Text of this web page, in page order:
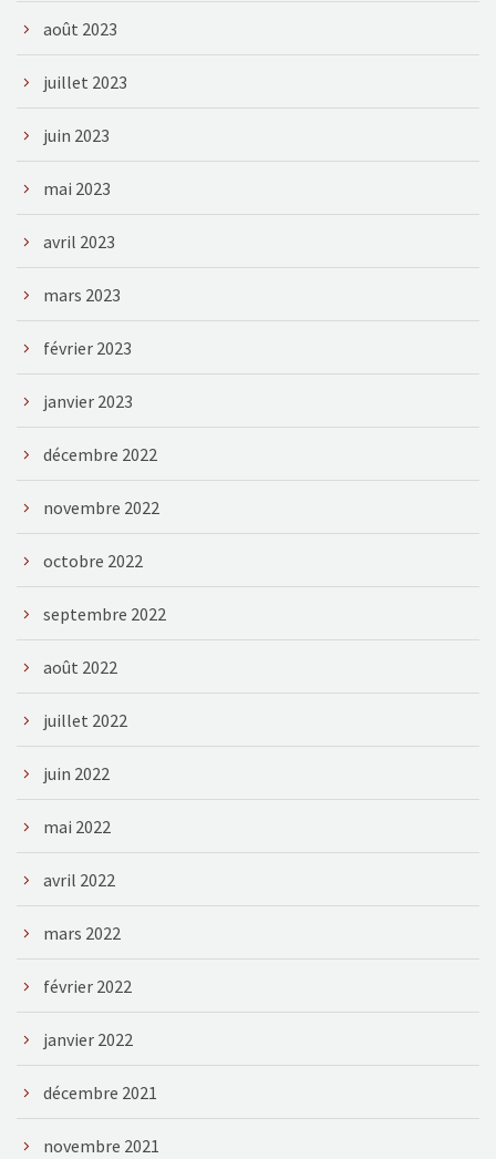
août 2023
juillet 2023
juin 2023
mai 2023
avril 2023
mars 2023
février 2023
janvier 2023
décembre 2022
novembre 2022
octobre 2022
septembre 2022
août 2022
juillet 2022
juin 2022
mai 2022
avril 2022
mars 2022
février 2022
janvier 2022
décembre 2021
novembre 2021